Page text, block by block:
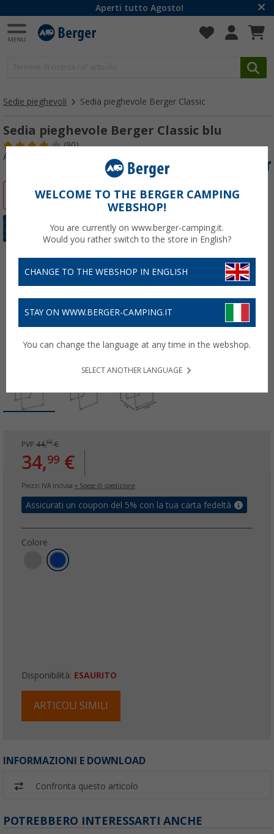
Aperti tutto Agosto!
Sedie pieghevoli Sedia pieghevole Berger Classic
Sedia pieghevole Berger Classic blu
(90)
Articolo n: 729650
-22%
PVP 44,99€
34,99 €
Prezzi IVA inclusa + Spese di spedizione
Assicurati un coupon del 5% con la tua carta fedeltà
Colore
Disponibilità: ESAURITO
ARTICOLI SIMILI
INFORMAZIONI E DOWNLOAD
Confronta questo articolo
POTREBBERO INTERESSARTI ANCHE
WELCOME TO THE BERGER CAMPING
WEBSHOP!
You are currently on www.berger-camping.it.
Would you rather switch to the store in English?
CHANGE TO THE WEBSHOP IN ENGLISH
STAY ON WWW.BERGER-CAMPING.IT
You can change the language at any time in the webshop.
SELECT ANOTHER LANGUAGE